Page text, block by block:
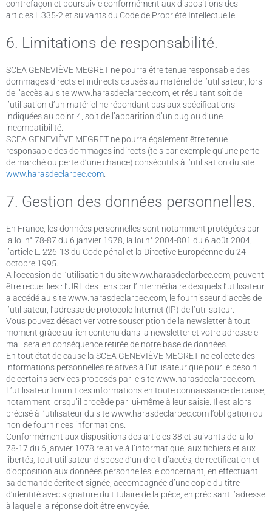
contrefaçon et poursuivie conformément aux dispositions des
articles L.335-2 et suivants du Code de Propriété Intellectuelle.
6. Limitations de responsabilité.
SCEA GENEVIÈVE MEGRET ne pourra être tenue responsable des
dommages directs et indirects causés au matériel de l’utilisateur, lors
de l’accès au site www.harasdeclarbec.com, et résultant soit de
l’utilisation d’un matériel ne répondant pas aux spécifications
indiquées au point 4, soit de l’apparition d’un bug ou d’une
incompatibilité.
SCEA GENEVIÈVE MEGRET ne pourra également être tenue
responsable des dommages indirects (tels par exemple qu’une perte
de marché ou perte d’une chance) consécutifs à l’utilisation du site
www.harasdeclarbec.com
7. Gestion des données personnelles.
En France, les données personnelles sont notamment protégées par
la loi n° 78-87 du 6 janvier 1978, la loi n° 2004-801 du 6 août 2004,
l’article L. 226-13 du Code pénal et la Directive Européenne du 24
octobre 1995.
A l’occasion de l’utilisation du site www.harasdeclarbec.com, peuvent
être recueillies : l’URL des liens par l’intermédiaire desquels l’utilisateur
a accédé au site www.harasdeclarbec.com, le fournisseur d’accès de
l’utilisateur, l’adresse de protocole Internet (IP) de l’utilisateur.
Vous pouvez désactiver votre souscription de la newsletter à tout
moment grâce au lien contenu dans la newsletter et votre adresse e-
mail sera en conséquence retirée de notre base de données.
En tout état de cause la SCEA GENEVIÈVE MEGRET ne collecte des
informations personnelles relatives à l’utilisateur que pour le besoin
de certains services proposés par le site www.harasdeclarbec.com.
L’utilisateur fournit ces informations en toute connaissance de cause,
notamment lorsqu’il procède par lui-même à leur saisie. Il est alors
précisé à l’utilisateur du site www.harasdeclarbec.com l’obligation ou
non de fournir ces informations.
Conformément aux dispositions des articles 38 et suivants de la loi
78-17 du 6 janvier 1978 relative à l’informatique, aux fichiers et aux
libertés, tout utilisateur dispose d’un droit d’accès, de rectification et
d’opposition aux données personnelles le concernant, en effectuant
sa demande écrite et signée, accompagnée d’une copie du titre
d’identité avec signature du titulaire de la pièce, en précisant l’adresse
à laquelle la réponse doit être envoyée.